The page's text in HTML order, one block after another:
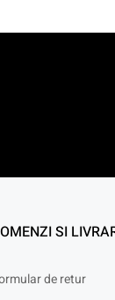
SI
de retur